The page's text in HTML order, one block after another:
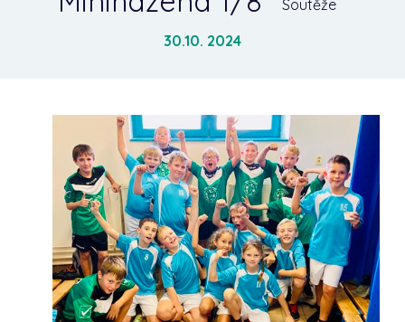
Soutěže
30.10. 2024